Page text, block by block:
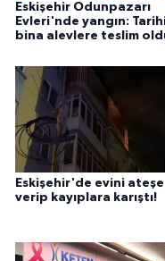
Eskişehir Odunpazarı
Evleri'nde yangın:
bina alevlere teslim
Eskişehir'de evini ateşe
verip kayıplara karıştı!